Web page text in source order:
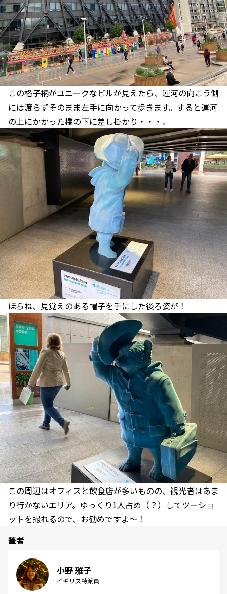
この格子柄がユニークなビルが見えたら、運河の向こう側
には渡らずそのまま左手に向かって歩きます。すると運河
の上にかかった橋の下に差し掛かり・・・。
ほらね、見覚えのある帽子を手にした後ろ姿が！
この周辺はオフィスと飲食店が多いものの、観光者はあま
り行かないエリア。ゆっくり1人占め（？）してツーショ
ットを撮れるので、お勧めですよ～！
筆者
小野 雅子
イギリス特派員